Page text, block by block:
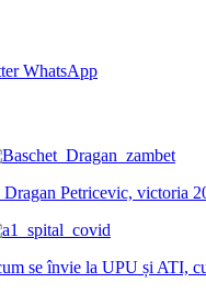
WhatsApp
Dragan Petricevic, victoria
se învie la UPU și ATI,